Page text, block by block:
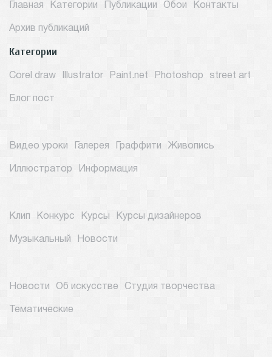
Главная Категории Публикации Обои Контакты
Архив публикаций
Категории
Corel draw Illustrator Paint.net Photoshop street art
Блог пост
Видео уроки Галерея Граффити Живопись
Иллюстратор Информация
Клип Конкурс Курсы Курсы дизайнеров
Музыкальный Новости
Новости Об искусстве Студия творчества
Тематические